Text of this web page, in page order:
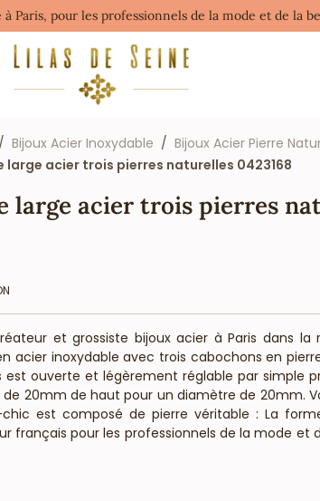
pour les professionnels de la mode et de la
Bijoux Acier Inoxydable
Bijoux Acier Pierre
large acier trois pierres naturelles 0423168
large acier trois pierres
et grossiste bijoux acier à Paris dans
acier inoxydable avec trois cabochons en
est ouverte et légèrement réglable par simple
20mm de haut pour un diamètre de 20mm.
est composé de pierre véritable : La
français pour les professionnels de la mode
pas de nickel, plomb ni cadmium et est